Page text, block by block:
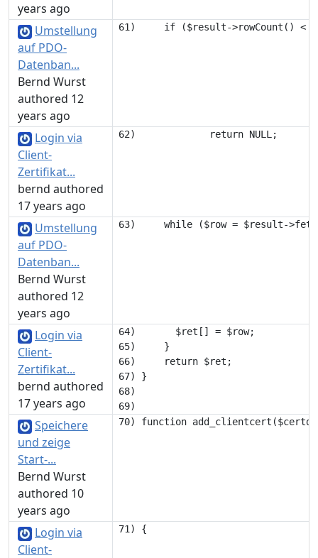
years ago
Umstellung
auf PDO-
Datenban...
Bernd Wurst
authored 12
years ago
Login via
Client-
Zertifikat...
bernd authored
17 years ago
Umstellung
auf PDO-
Datenban...
Bernd Wurst
authored 12
years ago
Login via
Client-
Zertifikat...
bernd authored
17 years ago
64) 	  $ret[] = $row;
65) 	}
66) 	return $ret;
67) }
68)
Speichere
und zeige
Start-...
Bernd Wurst
authored 10
years ago
Login via
Client-